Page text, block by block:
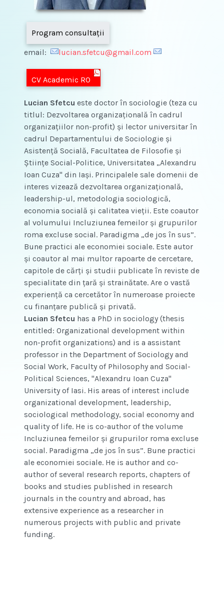
Program consultaţii
email: lucian.sfetcu@gmail.com
CV Academic RO
Lucian Sfetcu este doctor în sociologie (teza cu
titlul: Dezvoltarea organizaţională în cadrul
organizaţiilor non-profit) şi lector universitar în
cadrul Departamentului de Sociologie şi
Asistenţă Socială, Facultatea de Filosofie şi
Ştiinţe Social-Politice, Universitatea „Alexandru
Ioan Cuza" din Iaşi. Principalele sale domenii de
interes vizează dezvoltarea organizațională,
leadership-ul, metodologia sociologică,
economia socială și calitatea vieții. Este coautor
al volumului Incluziunea femeilor și grupurilor
roma excluse social. Paradigma „de jos în sus”.
Bune practici ale economiei sociale. Este autor
și coautor al mai multor rapoarte de cercetare,
capitole de cărţi şi studii publicate în reviste de
specialitate din țară și strainătate. Are o vastă
experienţă ca cercetător în numeroase proiecte
cu finanţare publică şi privată.
Lucian Sfetcu has a PhD in sociology (thesis
entitled: Organizational development within
non-profit organizations) and is a assistant
professor in the Department of Sociology and
Social Work, Faculty of Philosophy and Social-
Political Sciences, "Alexandru Ioan Cuza"
University of Iasi. His areas of interest include
organizational development, leadership,
sociological methodology, social economy and
quality of life. He is co-author of the volume
Incluziunea femeilor și grupurilor roma excluse
social. Paradigma „de jos în sus”. Bune practici
ale economiei sociale. He is author and co-
author of several research reports, chapters of
books and studies published in research
journals in the country and abroad, has
extensive experience as a researcher in
numerous projects with public and private
funding.